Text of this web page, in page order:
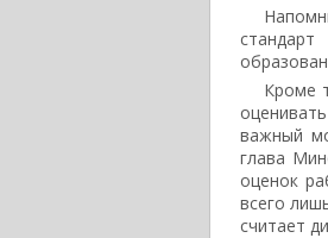
Кроме
важный
глава
оценок
всего
считает